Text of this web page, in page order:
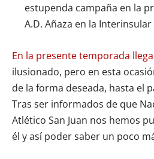
estupenda campaña en la
A.D. Añaza en la
En la presente temporada
ilusionado, pero en esta
de la forma deseada, hasta el
Tras ser informados de que
Atlético San Juan nos hemos
él y así poder saber un poco